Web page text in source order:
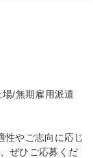
場/無期雇用派遣
性やご志向に応じ
ぜひご応募くだ